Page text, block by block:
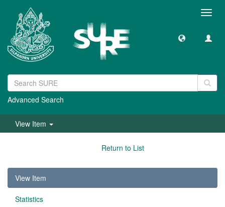
Advanced Search
View Item
Return to List
View Item
Statistics